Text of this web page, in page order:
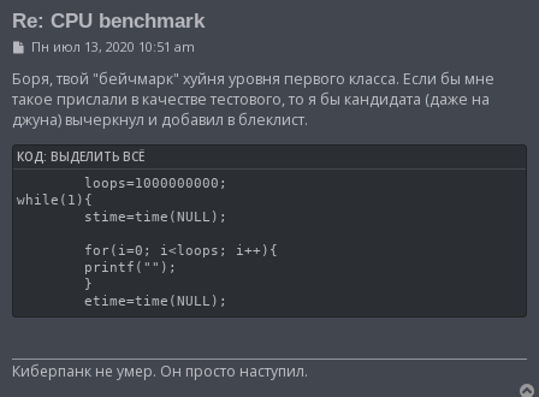
Re: CPU benchmark
С
о
б
щ
е
и
е
Пн июл 13, 2020 10:51 am
Боря, твой "бейчмарк" хуйня уровня первого класса. Если бы мне
такое прислали в качестве тестового, то я бы кандидата (даже на
джуна) вычеркнул и добавил в блеклист.
КОД: ВЫДЕЛИТЬ ВСЁ
        loops=1000000000;
while(1){
        stime=time(NULL);
        for(i=0; i<loops; i++){
        printf("");
        }
        etime=time(NULL);
Киберпанк не умер. Он просто наступил.